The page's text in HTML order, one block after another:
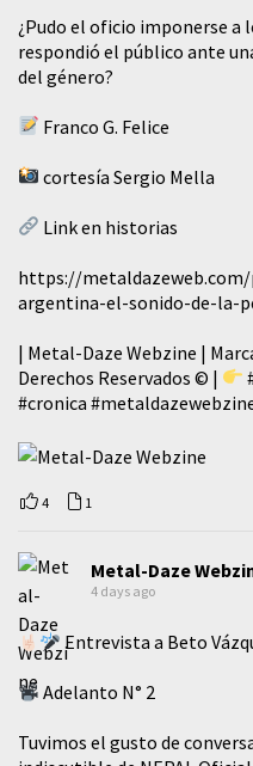
¿Pudo el oficio imponerse a
respondió el público ante
del género?
Franco G. Felice
cortesía Sergio Mella
Link en historias
https://
argentina-el-sonido-de-la-
| Metal-Daze Webzine |
Derechos Reservados © |
#cronica
4 1
Metal-Daze
4 days ago
Entrevista a Beto
Adelanto N° 2
Tuvimos el gusto de